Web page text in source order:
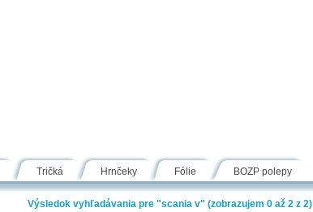
Tričká Hrnčeky Fólie BOZP polepy
Výsledok vyhľadávania pre "scania v" (zobrazujem 0 až 2 z 2)